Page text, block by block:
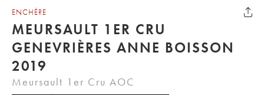
ENCHÈRE
MEURSAULT 1ER CRU
GENEVRIÈRES ANNE BOISSON
2019
Meursault 1er Cru AOC